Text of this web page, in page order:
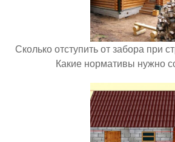
Сколько отступить от забора при
Какие нормативы нужно